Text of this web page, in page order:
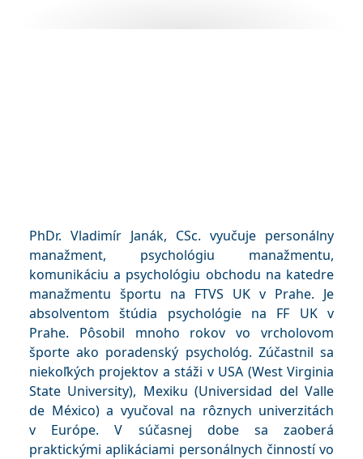
PhDr. Vladimír Janák, CSc. vyučuje personálny
manažment, psychológiu manažmentu,
komunikáciu a psychológiu obchodu na katedre
manažmentu športu na FTVS UK v Prahe. Je
absolventom štúdia psychológie na FF UK v
Prahe. Pôsobil mnoho rokov vo vrcholovom
športe ako poradenský psychológ. Zúčastnil sa
niekoľkých projektov a stáži v USA (West Virginia
State University), Mexiku (Universidad del Valle
de México) a vyučoval na rôznych univerzitách
v Európe. V súčasnej dobe sa zaoberá
praktickými aplikáciami personálnych činností vo